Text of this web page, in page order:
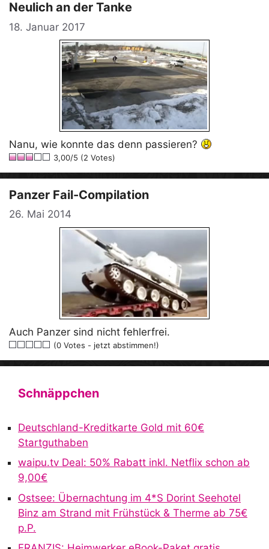
Neulich an der Tanke
18. Januar 2017
Nanu, wie konnte das denn passieren?
3,00/5 (2 Votes)
Panzer Fail-Compilation
26. Mai 2014
Auch Panzer sind nicht fehlerfrei.
(0 Votes - jetzt abstimmen!)
Schnäppchen
Deutschland-Kreditkarte Gold mit 60€
Startguthaben
waipu.tv Deal: 50% Rabatt inkl. Netflix schon ab
9,00€
Ostsee: Übernachtung im 4*S Dorint Seehotel
Binz am Strand mit Frühstück & Therme ab 75€
p.P.